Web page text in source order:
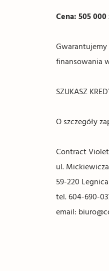
Cena: 505 000
finansowania
SZUKASZ
O szczegóły
Contract
ul. Mickiewicza
59-220 Legnica
tel. 604-690-
email: